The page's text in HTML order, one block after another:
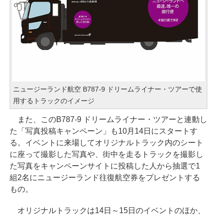
ニュージーランド航空 B787-9 ドリームライナー・ツアーで使
用するトラックのイメージ
また、このB787-9 ドリームライナー・ツアーと連動し
た「写真投稿キャンペーン」も10月14日にスタートす
る。イベントに来場してオリジナルトラック内のシート
に座って撮影した写真や、街中を走るトラックを撮影し
た写真をキャンペーンサイトに投稿した人から抽選で1
組2名にニュージーランド往復航空券をプレゼントする
もの。
オリジナルトラックは14日～15日のイベントのほか、